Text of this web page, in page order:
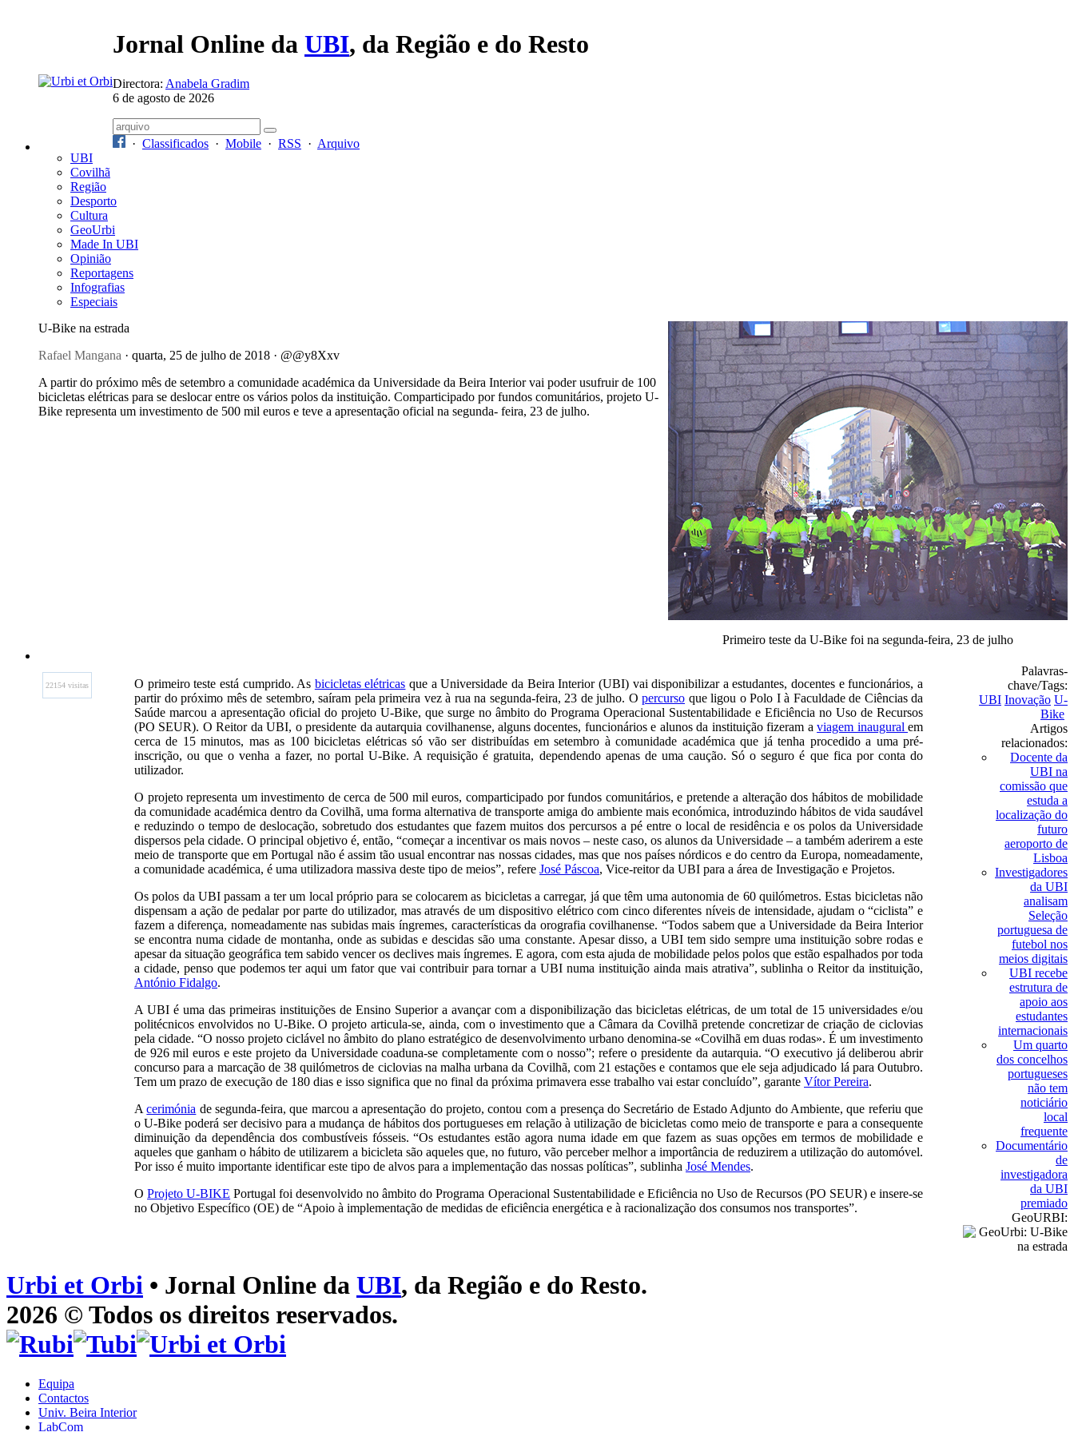
Jornal Online da UBI, da Região e do Resto
Directora: Anabela Gradim
6 de agosto de 2026
· Classificados · Mobile · RSS · Arquivo
UBI
Covilhã
Região
Desporto
Cultura
GeoUrbi
Made In UBI
Opinião
Reportagens
Infografias
Especiais
U-Bike na estrada
Rafael Mangana · quarta, 25 de julho de 2018 · @@y8Xxv
A partir do próximo mês de setembro a comunidade académica da Universidade da Beira Interior vai poder usufruir de 100
bicicletas elétricas para se deslocar entre os vários polos da instituição. Comparticipado por fundos comunitários, projeto U-
Bike representa um investimento de 500 mil euros e teve a apresentação oficial na segunda- feira, 23 de julho.
Primeiro teste da U-Bike foi na segunda-feira, 23 de julho
22154 visitas O primeiro teste está cumprido. As bicicletas elétricas que a Universidade da Beira Interior (UBI) vai disponibilizar a estudantes, docentes e funcionários, a
partir do próximo mês de setembro, saíram pela primeira vez à rua na segunda-feira, 23 de julho. O percurso que ligou o Polo I à Faculdade de Ciências da
Saúde marcou a apresentação oficial do projeto U-Bike, que surge no âmbito do Programa Operacional Sustentabilidade e Eficiência no Uso de Recursos
(PO SEUR). O Reitor da UBI, o presidente da autarquia covilhanense, alguns docentes, funcionários e alunos da instituição fizeram aviagem inauguralem
cerca de 15 minutos, mas as 100 bicicletas elétricas só vão ser distribuídas em setembro à comunidade académica que já tenha procedido a uma pré-
inscrição, ou que o venha a fazer, no portal U-Bike. A requisição é gratuita, dependendo apenas de uma caução. Só o seguro é que fica por conta do
utilizador.
O projeto representa um investimento de cerca de 500 mil euros, comparticipado por fundos comunitários, e pretende a alteração dos hábitos de mobilidade
da comunidade académica dentro da Covilhã, uma forma alternativa de transporte amiga do ambiente mais económica, introduzindo hábitos de vida saudável
e reduzindo o tempo de deslocação, sobretudo dos estudantes que fazem muitos dos percursos a pé entre o local de residência e os polos da Universidade
dispersos pela cidade. O principal objetivo é, então, “começar a incentivar os mais novos – neste caso, os alunos da Universidade – a também aderirem a este
meio de transporte que em Portugal não é assim tão usual encontrar nas nossas cidades, mas que nos países nórdicos e do centro da Europa, nomeadamente,
a comunidade académica, é uma utilizadora massiva deste tipo de meios”, refere José Páscoa, Vice-reitor da UBI para a área de Investigação e Projetos.
Os polos da UBI passam a ter um local próprio para se colocarem as bicicletas a carregar, já que têm uma autonomia de 60 quilómetros. Estas bicicletas não
dispensam a ação de pedalar por parte do utilizador, mas através de um dispositivo elétrico com cinco diferentes níveis de intensidade, ajudam o “ciclista” e
fazem a diferença, nomeadamente nas subidas mais íngremes, características da orografia covilhanense. “Todos sabem que a Universidade da Beira Interior
se encontra numa cidade de montanha, onde as subidas e descidas são uma constante. Apesar disso, a UBI tem sido sempre uma instituição sobre rodas e
apesar da situação geográfica tem sabido vencer os declives mais íngremes. E agora, com esta ajuda de mobilidade pelos polos que estão espalhados por toda
a cidade, penso que podemos ter aqui um fator que vai contribuir para tornar a UBI numa instituição ainda mais atrativa”, sublinha o Reitor da instituição,
António Fidalgo.
A UBI é uma das primeiras instituições de Ensino Superior a avançar com a disponibilização das bicicletas elétricas, de um total de 15 universidades e/ou
politécnicos envolvidos no U-Bike. O projeto articula-se, ainda, com o investimento que a Câmara da Covilhã pretende concretizar de criação de ciclovias
pela cidade. “O nosso projeto ciclável no âmbito do plano estratégico de desenvolvimento urbano denomina-se «Covilhã em duas rodas». É um investimento
de 926 mil euros e este projeto da Universidade coaduna-se completamente com o nosso”; refere o presidente da autarquia. “O executivo já deliberou abrir
concurso para a marcação de 38 quilómetros de ciclovias na malha urbana da Covilhã, com 21 estações e contamos que ele seja adjudicado lá para Outubro.
Tem um prazo de execução de 180 dias e isso significa que no final da próxima primavera esse trabalho vai estar concluído”, garante Vítor Pereira.
Acerimónia de segunda-feira, que marcou a apresentação do projeto, contou com a presença do Secretário de Estado Adjunto do Ambiente, que referiu que
o U-Bike poderá ser decisivo para a mudança de hábitos dos portugueses em relação à utilização de bicicletas como meio de transporte e para a consequente
diminuição da dependência dos combustíveis fósseis. “Os estudantes estão agora numa idade em que fazem as suas opções em termos de mobilidade e
aqueles que ganham o hábito de utilizarem a bicicleta são aqueles que, no futuro, vão perceber melhor a importância de reduzirem a utilização do automóvel.
Por isso é muito importante identificar este tipo de alvos para a implementação das nossas políticas”, sublinha José Mendes.
OProjeto U-BIKE Portugal foi desenvolvido no âmbito do Programa Operacional Sustentabilidade e Eficiência no Uso de Recursos (PO SEUR) e insere-se
no Objetivo Específico (OE) de “Apoio à implementação de medidas de eficiência energética e à racionalização dos consumos nos transportes”.
Palavras-
chave/Tags:
UBI Inovação U-
Bike
Artigos
relacionados:
Docente da
UBI na
comissão que
estuda a
localização do
futuro
aeroporto de
Lisboa
Investigadores
da UBI
analisam
Seleção
portuguesa de
futebol nos
meios digitais
UBI recebe
estrutura de
apoio aos
estudantes
internacionais
Um quarto
dos concelhos
portugueses
não tem
noticiário
local
frequente
Documentário
de
investigadora
da UBI
premiado
GeoURBI:
Urbi et Orbi • Jornal Online da UBI, da Região e do Resto.
2026 © Todos os direitos reservados.
Equipa
Contactos
Univ. Beira Interior
LabCom